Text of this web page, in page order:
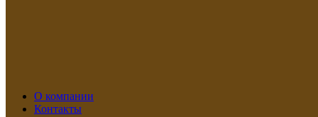
О компании
Контакты